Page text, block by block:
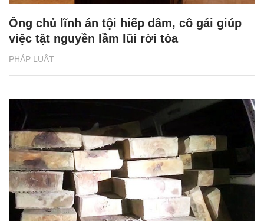
PHÁP LUẬT
Ông chủ lĩnh án tội hiếp dâm, cô gái giúp
việc tật nguyền lầm lũi rời tòa